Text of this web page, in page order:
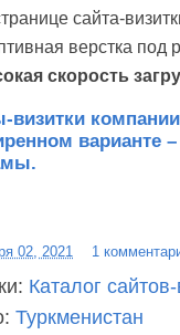
сайта-
верстка под
скорость
визитки
варианте
02, 2021 1
Каталог
Туркменистан